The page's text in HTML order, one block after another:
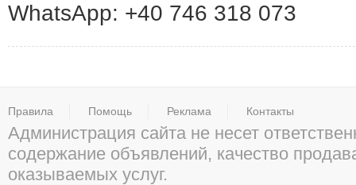
WhatsApp: +40 746 318 073
Правила Помощь Реклама Контакты
Администрация сайта не несет
содержание объявлений, качество
оказываемых услуг.